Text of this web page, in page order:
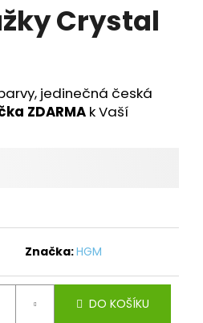
Crystal
jedinečná česká
ZDARMA k Vaší
Značka:HGM
DO KOŠÍKU